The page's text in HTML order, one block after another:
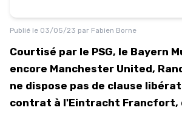
Publié le 03/05/23 par Fabien Borne
Courtisé par le PSG, le Bayern
encore Manchester United,
ne dispose pas de clause
contrat à l'Eintracht Francfort,